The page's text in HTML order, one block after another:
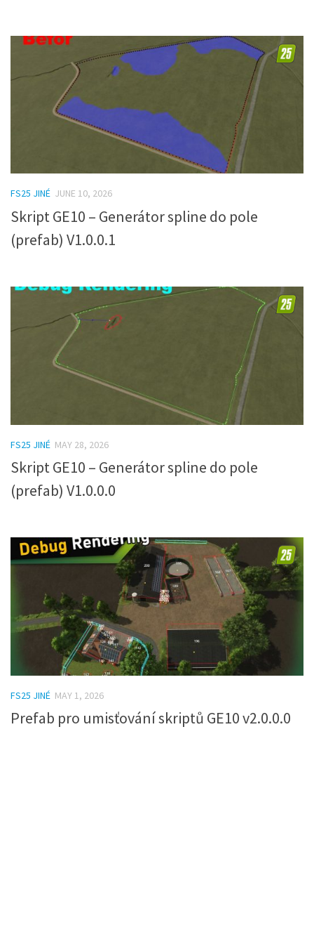
FS25 JINÉ JUNE 10, 2026
Skript GE10 – Generátor spline do pole
(prefab) V1.0.0.1
FS25 JINÉ MAY 28, 2026
Skript GE10 – Generátor spline do pole
(prefab) V1.0.0.0
FS25 JINÉ MAY 1, 2026
Prefab pro umisťování skriptů GE10 v2.0.0.0